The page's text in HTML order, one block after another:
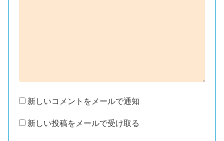
新しいコメントをメールで通知
新しい投稿をメールで受け取る